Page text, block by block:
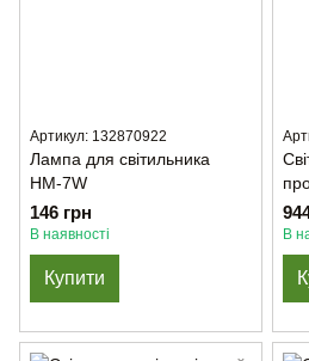
Артикул: 132870922
Лампа для світильника
НМ-7W
146 грн
В наявності
Купити
В